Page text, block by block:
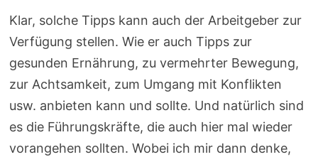
Klar, solche Tipps kann auch der Arbeitgeber zur
Verfügung stellen. Wie er auch Tipps zur
gesunden Ernährung, zu vermehrter Bewegung,
zur Achtsamkeit, zum Umgang mit Konflikten
usw. anbieten kann und sollte. Und natürlich sind
es die Führungskräfte, die auch hier mal wieder
vorangehen sollten. Wobei ich mir dann denke,